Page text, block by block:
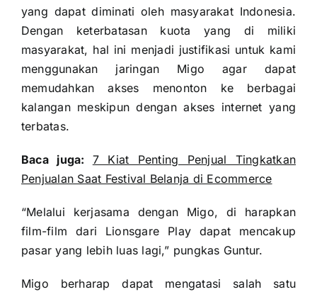
yang dapat diminati oleh masyarakat Indonesia.
Dengan keterbatasan kuota yang di miliki
masyarakat, hal ini menjadi justifikasi untuk kami
menggunakan jaringan Migo agar dapat
memudahkan akses menonton ke berbagai
kalangan meskipun dengan akses internet yang
terbatas.
Baca juga: 7 Kiat Penting Penjual Tingkatkan
Penjualan Saat Festival Belanja di Ecommerce
“Melalui kerjasama dengan Migo, di harapkan
film-film dari Lionsgare Play dapat mencakup
pasar yang lebih luas lagi,” pungkas Guntur.
Migo berharap dapat mengatasi salah satu